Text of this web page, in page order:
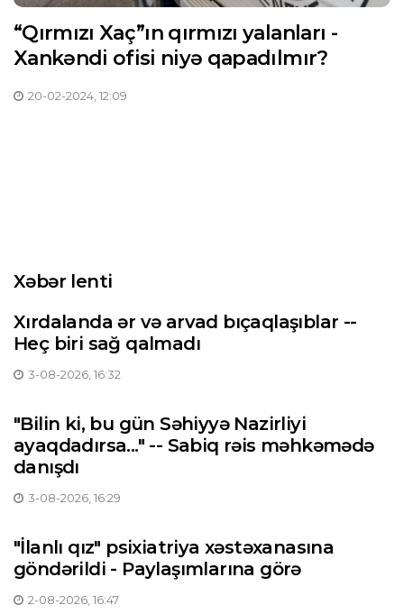
“Qırmızı Xaç”ın qırmızı yalanları -
Xankəndi ofisi niyə qapadılmır?
20-02-2024, 12:09
Xəbər lenti
Xırdalanda ər və arvad bıçaqlaşıblar --
Heç biri sağ qalmadı
3-08-2026, 16:32
"Bilin ki, bu gün Səhiyyə Nazirliyi
ayaqdadırsa..." -- Sabiq rəis məhkəmədə
danışdı
3-08-2026, 16:29
"İlanlı qız" psixiatriya xəstəxanasına
göndərildi - Paylaşımlarına görə
2-08-2026, 16:47